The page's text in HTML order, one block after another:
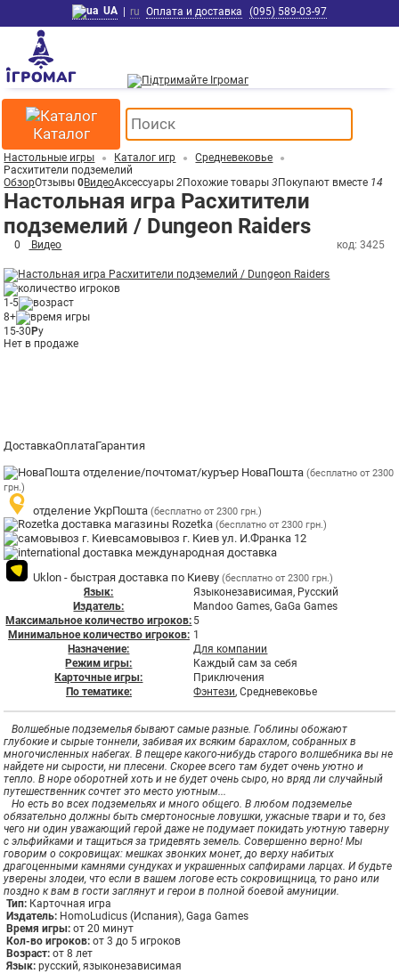
UA | ru Оплата и доставка (095) 589-03-97
Каталог
Настольные игры Каталог игр
Средневековье
Расхитители подземелий
ОбзорОтзывы0ВидеоАксессуары2Похожие товары3 Покупают вместе 14
Настольная игра Расхитители
подземелий / Dungeon Raiders
0 Видео код: 3425
1-5
8+
15-30 Ру
Нет в продаже
ДоставкаОплатаГарантия
отделение/почтомат/куръер НоваПошта(бесплатно от 2300
грн.)
отделение УкрПошта(бесплатно от 2300 грн.)
магазины Rozetka(бесплатно от 2300 грн.)
самовывоз г. Киев ул. И.Франка 12
международная доставка
Uklon - быстрая доставка по Киеву(бесплатно от 2300 грн.)
Язык:
Языконезависимая, Русский
Издатель:
Mandoo Games, GaGa Games
Максимальное количество игроков: 5
Минимальное количество игроков: 1
Назначение:
Для компании
Режим игры:
Каждый сам за себя
Карточные игры:
Приключения
По тематике:
Фэнтези, Средневековье
Волшебные подземелья бывают самые разные. Гоблины обожают
глубокие и сырые тоннели, забивая их всяким барахлом, собранных в
многочисленных набегах. В пещере какого-нибудь старого волшебника вы не
найдете ни сырости, ни плесени. Скорее всего там будет очень уютно и
тепло. В норе оборотней хоть и не будет очень сыро, но вряд ли случайный
путешественник сочтет это место уютным...
Но есть во всех подземельях и много общего. В любом подземелье
обязательно должны быть смертоносные ловушки, ужасные твари и то, без
чего ни один уважающий герой даже не подумает покидать уютную таверну
с эльфийками и тащиться за тридевять земель. Совершенно верно! Мы
говорим о сокровищах: мешках звонких монет, до верху набитых
драгоценными камнями сундуках и украшенных сапфирами ларцах. И будьте
уверены злодеи, что если в вашем логове есть сокровищница, то рано или
поздно к вам в гости заглянут и герои в полной боевой амуниции.
Тип: Карточная игра
Издатель: HomoLudicus (Испания), Gaga Games
Время игры: от 20 минут
Кол-во игроков: от 3 до 5 игроков
Возраст: от 8 лет
Язык: русский, языконезависимая